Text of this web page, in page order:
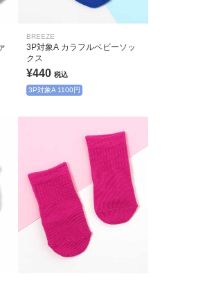
BREEZE
3P対象A カラフルベビーソッ
クス
¥440 税込
3P対象A 1100円